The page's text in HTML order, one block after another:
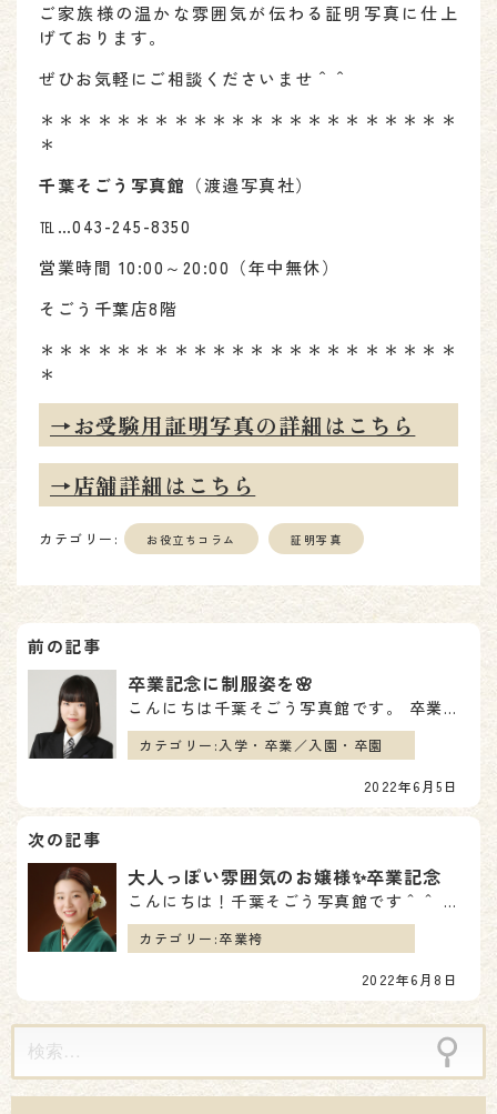
ご家族様の温かな雰囲気が伝わる証明写真に仕上
げております。
ぜひお気軽にご相談くださいませ＾＾
＊＊＊＊＊＊＊＊＊＊＊＊＊＊＊＊＊＊＊＊＊＊
＊
千葉そごう写真館 （渡邉写真社）
℡…043-245-8350
営業時間 10:00～20:00（年中無休）
そごう千葉店8階
＊＊＊＊＊＊＊＊＊＊＊＊＊＊＊＊＊＊＊＊＊＊
＊
→お受験用証明写真の詳細はこちら
→店舗詳細はこちら
カテゴリー: お役立ちコラム 証明写真
投
稿
ナ
ビ
ゲ
ー
ョ
ン
卒業記念に制服姿を🌸
こんにちは千葉そごう写真館です。 卒業の撮影に来られたお客様のご紹介です😊 ずっと当店をご利用いただ…
カテゴリー: 入学・卒業／入園・卒園
2022年6月5日
大人っぽい雰囲気のお嬢様✨卒業記念
こんにちは！千葉そごう写真館です＾＾ 最近暑い日々が続きますね～！マスクをするのが苦しいです💦 熱中…
カテゴリー:卒業袴
2022年6月8日